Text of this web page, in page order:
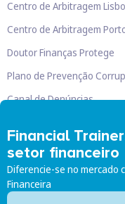
Financial
setor financeiro
Diferencie-se no mercado
Financeira
Centro de Arbitragem
Centro de Arbitragem
Doutor Finanças Protege
Plano de Prevenção
Canal de Denúncias
Doutor Finanças, Lda